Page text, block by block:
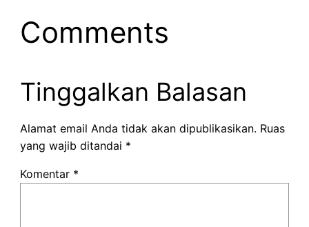
Comments
Tinggalkan Balasan
Alamat email Anda tidak akan dipublikasikan. Ruas
yang wajib ditandai *
Komentar *